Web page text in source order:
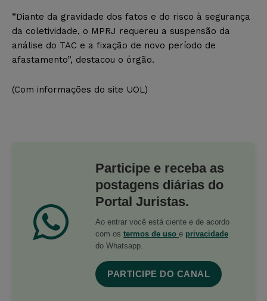
“Diante da gravidade dos fatos e do risco à segurança
da coletividade, o MPRJ requereu a suspensão da
análise do TAC e a fixação de novo período de
afastamento”, destacou o órgão.
(Com informações do site UOL)
Participe e receba as
postagens diárias do
Portal Juristas.
Ao entrar você está ciente e de acordo
com os termos de uso e privacidade
do Whatsapp.
PARTICIPE DO CANAL